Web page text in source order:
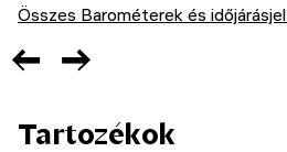
Összes Barométerek és
Tartozékok